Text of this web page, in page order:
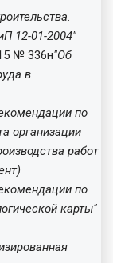
12-01-2004"
№ 336н"Об
в
по
организации
работ
по
карты"